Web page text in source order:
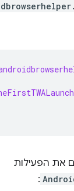
את הפעילות
: